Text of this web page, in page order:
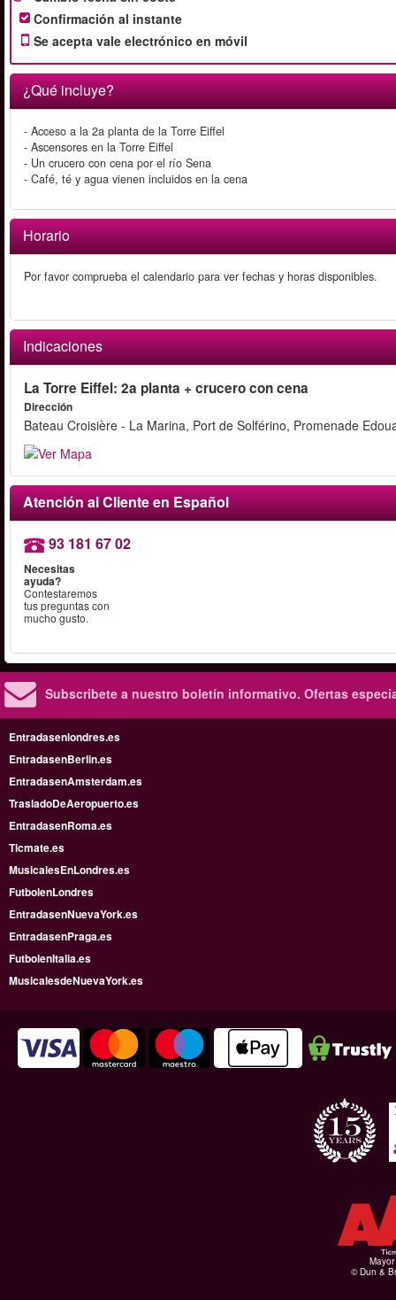
Confirmación al instante
Se acepta vale electrónico en móvil
¿Qué incluye?
- Acceso a la 2a planta de la Torre Eiffel
- Ascensores en la Torre Eiffel
- Un crucero con cena por el río Sena
- Café, té y agua vienen incluidos en la cena
Horario
Por favor comprueba el calendario para ver fechas y horas disponibles.
Indicaciones
La Torre Eiffel: 2a planta + crucero con cena
Dirección
Bateau Croisière - La Marina, Port de Solférino, Promenade
Atención al Cliente en Español
93 181 67 02
Necesitas
ayuda?
Contestaremos
tus preguntas con
mucho gusto.
Subscribete a nuestro boletín informativo. Ofertas
Entradasenlondres.es
EntradasenBerlin.es
EntradasenAmsterdam.es
TrasladoDeAeropuerto.es
EntradasenRoma.es
Ticmate.es
MusicalesEnLondres.es
FutbolenLondres
EntradasenNuevaYork.es
EntradasenPraga.es
FutbolenItalia.es
MusicalesdeNuevaYork.es
© Dun &